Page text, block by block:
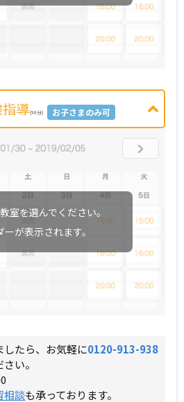
導(90分) お子さまのみ可
室を選んでください。
ーが表示されます。
たら、お気軽に0120-913-938
い。
相談も承っております。